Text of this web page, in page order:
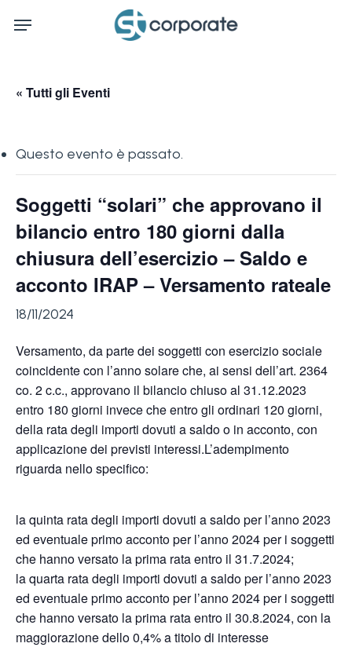
Menu
« Tutti gli Eventi
Questo evento è passato.
Soggetti “solari” che approvano il
bilancio entro 180 giorni dalla
chiusura dell’esercizio – Saldo e
acconto IRAP – Versamento rateale
18/11/2024
Versamento, da parte dei soggetti con esercizio sociale
coincidente con l’anno solare che, ai sensi dell’art. 2364
co. 2 c.c., approvano il bilancio chiuso al 31.12.2023
entro 180 giorni invece che entro gli ordinari 120 giorni,
della rata degli importi dovuti a saldo o in acconto, con
applicazione dei previsti interessi.L’adempimento
riguarda nello specifico:
la quinta rata degli importi dovuti a saldo per l’anno 2023
ed eventuale primo acconto per l’anno 2024 per i soggetti
che hanno versato la prima rata entro il 31.7.2024;
la quarta rata degli importi dovuti a saldo per l’anno 2023
ed eventuale primo acconto per l’anno 2024 per i soggetti
che hanno versato la prima rata entro il 30.8.2024, con la
maggiorazione dello 0,4% a titolo di interesse